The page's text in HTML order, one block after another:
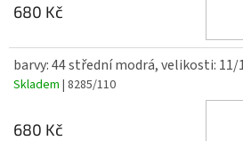
680 Kč
barvy: 44 střední modrá, velikosti: 11/
Skladem | 8285/110
680 Kč